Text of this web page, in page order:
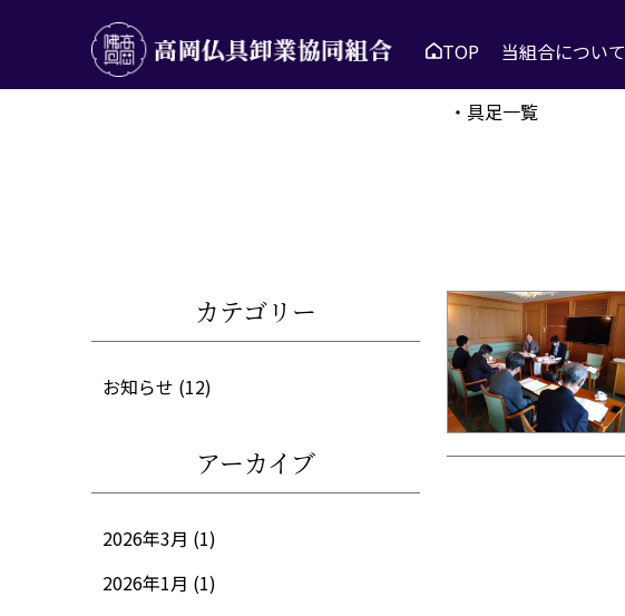
TOP 当組合について
・具足一覧
カテゴリー
お知らせ (12)
アーカイブ
2026年3月 (1)
2026年1月 (1)